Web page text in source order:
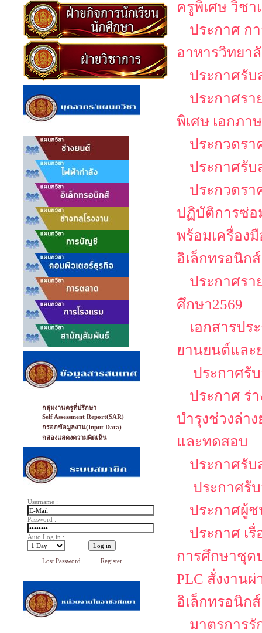
กลุ่มงานครูที่ปรึกษา
Self Assessment Report(SAR)
กรอกข้อมูลงาน(Input Data)
กล่องแสดงความคิดเห็น
Username :
Password :
Auto Log in :
Lost Password Register
ครูพิเศษ วิชา
ประกาศ ก
อาหารวิทยา
ประกาศรั
ประกาศรา
พิเศษ เอกภา
ประกวดร
ประกาศรั
ประกวดร
ปฏิบัติการซ่อ
พร้อมเครื่อง
อิเล็กทรอนิก
ประกาศร
ศึกษา2569
เอกสารป
ยานยนต์และ
ประกาศรั
ประกาศ ร่
บำรุงช่วงล่า
และทดสอบ
ประกาศรั
ประกาศรั
ประกาศผู้ช
ประกาศ เ
การศึกษาชุด
PLC สั่งงาน
อิเล็กทรอนิก
มาตรการ